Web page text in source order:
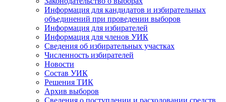
Информация для кандидатов и избирательных
объединений при проведении выборов
Информация для избирателей
Информация для членов УИК
Сведения об избирательных участках
Численность избирателей
Новости
Состав УИК
Решения ТИК
Архив выборов
Сведения о поступлении и расходовании средств